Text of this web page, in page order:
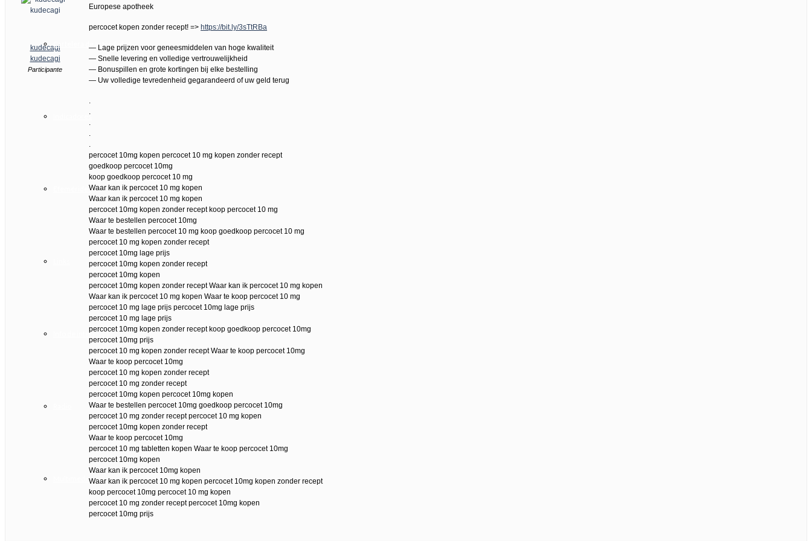
Cartelera de actividades
Indicadores
Efemérides
Info de interés
Multimedia
kudecagi
kudecagi
Participante
Europese apotheek
percocet kopen zonder recept! => https://bit.ly/3sTtRBa
— Lage prijzen voor geneesmiddelen van hoge kwaliteit
— Snelle levering en volledige vertrouwelijkheid
— Bonuspillen en grote kortingen bij elke bestelling
— Uw volledige tevredenheid gegarandeerd of uw geld terug
.
.
.
.
.
percocet 10mg kopen percocet 10 mg kopen zonder recept
goedkoop percocet 10mg
koop goedkoop percocet 10 mg
Waar kan ik percocet 10 mg kopen
Waar kan ik percocet 10 mg kopen
percocet 10mg kopen zonder recept koop percocet 10 mg
Waar te bestellen percocet 10mg
Waar te bestellen percocet 10 mg koop goedkoop percocet 10 mg
percocet 10 mg kopen zonder recept
percocet 10mg lage prijs
percocet 10mg kopen zonder recept
percocet 10mg kopen
percocet 10mg kopen zonder recept Waar kan ik percocet 10 mg kopen
Waar kan ik percocet 10 mg kopen Waar te koop percocet 10 mg
percocet 10 mg lage prijs percocet 10mg lage prijs
percocet 10 mg lage prijs
percocet 10mg kopen zonder recept koop goedkoop percocet 10mg
percocet 10mg prijs
percocet 10 mg kopen zonder recept Waar te koop percocet 10mg
Waar te koop percocet 10mg
percocet 10 mg kopen zonder recept
percocet 10 mg zonder recept
percocet 10mg kopen percocet 10mg kopen
Waar te bestellen percocet 10mg goedkoop percocet 10mg
percocet 10 mg zonder recept percocet 10 mg kopen
percocet 10mg kopen zonder recept
Waar te koop percocet 10mg
percocet 10 mg tabletten kopen Waar te koop percocet 10mg
percocet 10mg kopen
Waar kan ik percocet 10mg kopen
Waar kan ik percocet 10 mg kopen percocet 10mg kopen zonder recept
koop percocet 10mg percocet 10 mg kopen
percocet 10 mg zonder recept percocet 10mg kopen
percocet 10mg prijs